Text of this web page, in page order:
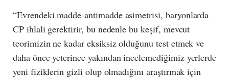
“Evrendeki madde-antimadde asimetrisi, baryonlarda
CP ihlali gerektirir, bu nedenle bu keşif, mevcut
teorimizin ne kadar eksiksiz olduğunu test etmek ve
daha önce yeterince yakından incelemediğimiz yerlerde
yeni fiziklerin gizli olup olmadığını araştırmak için